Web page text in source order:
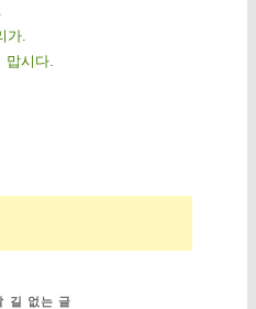
가.
시다.
길 없는 글